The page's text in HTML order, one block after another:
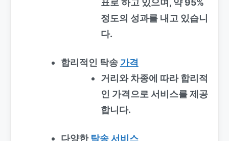
표로 하고 있으며, 약 95%
정도의 성과를 내고 있습니
다.
합리적인 탁송 가격
거리와 차종에 따라 합리적
인 가격으로 서비스를 제공
합니다.
다양한 탁송 서비스